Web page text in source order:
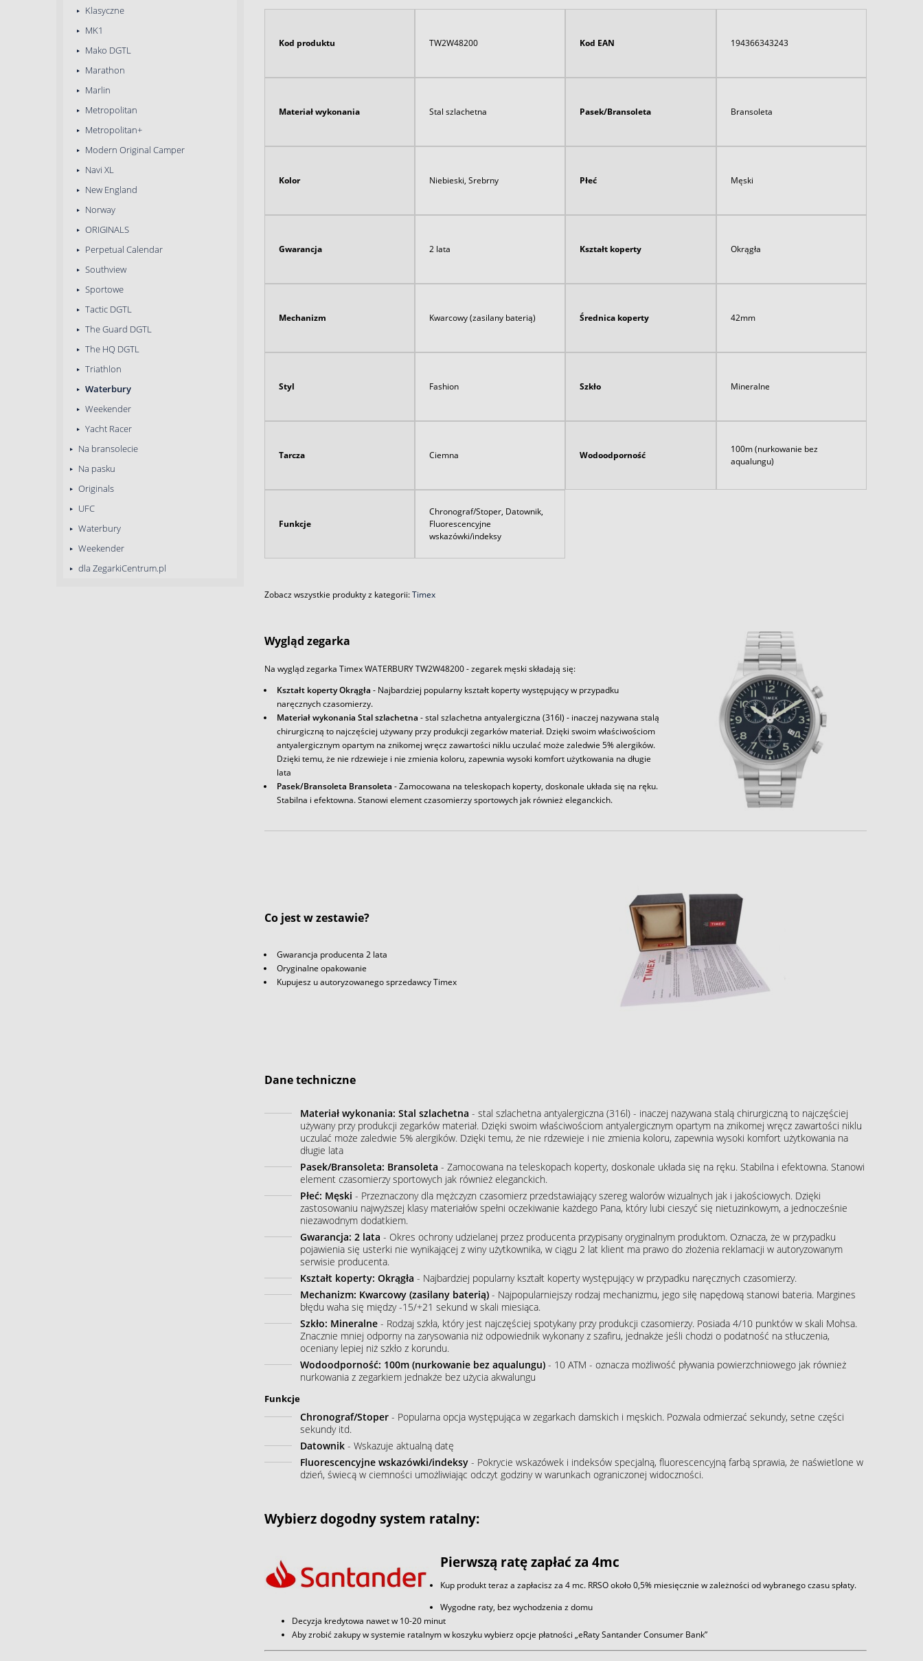
Klasyczne
MK1
Mako DGTL
Marathon
Marlin
Metropolitan
Metropolitan+
Modern Original Camper
Navi XL
New England
Norway
ORIGINALS
Perpetual Calendar
Southview
Sportowe
Tactic DGTL
The Guard DGTL
The HQ DGTL
Triathlon
Waterbury
Weekender
Yacht Racer
Na bransolecie
Na pasku
Originals
UFC
Waterbury
Weekender
dla ZegarkiCentrum.pl
Kod produktu TW2W48200 Kod EAN 194366343243
Materiał wykonania Stal szlachetna Pasek/Bransoleta Bransoleta
Kolor Niebieski, Srebrny Płeć Męski
Gwarancja 2 lata Kształt koperty Okrągła
Mechanizm Kwarcowy (zasilany baterią) Średnica koperty 42mm
Styl Fashion Szkło Mineralne
Tarcza Ciemna Wodoodporność
100m (nurkowanie bez
aqualungu)
Funkcje
Chronograf/Stoper, Datownik,
Fluorescencyjne
wskazówki/indeksy
Zobacz wszystkie produkty z kategorii:Timex
Wygląd zegarka
Na wygląd zegarka Timex WATERBURY TW2W48200 - zegarek męski składają się:
Kształt koperty Okrągła - Najbardziej popularny kształt koperty występujący w przypadku
naręcznych czasomierzy.
Materiał wykonania Stal szlachetna - stal szlachetna antyalergiczna (316l) - inaczej nazywana stalą
chirurgiczną to najczęściej używany przy produkcji zegarków materiał. Dzięki swoim właściwościom
antyalergicznym opartym na znikomej wręcz zawartości niklu uczulać może zaledwie 5% alergików.
Dzięki temu, że nie rdzewieje i nie zmienia koloru, zapewnia wysoki komfort użytkowania na długie
lata
Pasek/Bransoleta Bransoleta - Zamocowana na teleskopach koperty, doskonale układa się na ręku.
Stabilna i efektowna. Stanowi element czasomierzy sportowych jak również eleganckich.
Co jest w zestawie?
Gwarancja producenta 2 lata
Oryginalne opakowanie
Kupujesz u autoryzowanego sprzedawcy Timex
Dane techniczne
Materiał wykonania: Stal szlachetna - stal szlachetna antyalergiczna (316l) - inaczej nazywana stalą chirurgiczną to najczęściej
używany przy produkcji zegarków materiał. Dzięki swoim właściwościom antyalergicznym opartym na znikomej wręcz zawartości niklu
uczulać może zaledwie 5% alergików. Dzięki temu, że nie rdzewieje i nie zmienia koloru, zapewnia wysoki komfort użytkowania na
długie lata
Pasek/Bransoleta: Bransoleta - Zamocowana na teleskopach koperty, doskonale układa się na ręku. Stabilna i efektowna. Stanowi
element czasomierzy sportowych jak również eleganckich.
Płeć: Męski - Przeznaczony dla mężczyzn czasomierz przedstawiający szereg walorów wizualnych jak i jakościowych. Dzięki
zastosowaniu najwyższej klasy materiałów spełni oczekiwanie każdego Pana, który lubi cieszyć się nietuzinkowym, a jednocześnie
niezawodnym dodatkiem.
Gwarancja: 2 lata - Okres ochrony udzielanej przez producenta przypisany oryginalnym produktom. Oznacza, że w przypadku
pojawienia się usterki nie wynikającej z winy użytkownika, w ciągu 2 lat klient ma prawo do złożenia reklamacji w autoryzowanym
serwisie producenta.
Kształt koperty: Okrągła - Najbardziej popularny kształt koperty występujący w przypadku naręcznych czasomierzy.
Mechanizm: Kwarcowy (zasilany baterią)- Najpopularniejszy rodzaj mechanizmu, jego siłę napędową stanowi bateria. Margines
błędu waha się między -15/+21 sekund w skali miesiąca.
Szkło: Mineralne- Rodzaj szkła, który jest najczęściej spotykany przy produkcji czasomierzy. Posiada 4/10 punktów w skali Mohsa.
Znacznie mniej odporny na zarysowania niż odpowiednik wykonany z szafiru, jednakże jeśli chodzi o podatność na stłuczenia,
oceniany lepiej niż szkło z korundu.
Wodoodporność: 100m (nurkowanie bez aqualungu)- 10 ATM - oznacza możliwość pływania powierzchniowego jak również
nurkowania z zegarkiem jednakże bez użycia akwalungu
Funkcje
Chronograf/Stoper- Popularna opcja występująca w zegarkach damskich i męskich. Pozwala odmierzać sekundy, setne części
sekundy itd.
Datownik- Wskazuje aktualną datę
Fluorescencyjne wskazówki/indeksy- Pokrycie wskazówek i indeksów specjalną, fluorescencyjną farbą sprawia, że naświetlone w
dzień, świecą w ciemności umożliwiając odczyt godziny w warunkach ograniczonej widoczności.
Wybierz dogodny system ratalny:
Pierwszą ratę zapłać za 4mc
Kup produkt teraz a zapłacisz za 4 mc. RRSO około 0,5% miesięcznie w zależności od wybranego czasu spłaty.
Wygodne raty, bez wychodzenia z domu
Decyzja kredytowa nawet w 10-20 minut
Aby zrobić zakupy w systemie ratalnym w koszyku wybierz opcje płatności „eRaty Santander Consumer Bank”